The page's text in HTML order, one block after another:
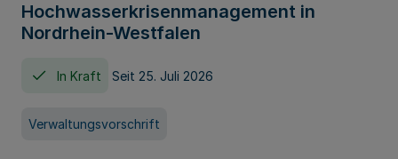
Hochwasserkrisenmanagement in
Nordrhein-Westfalen
In Kraft Seit 25. Juli 2026
Verwaltungsvorschrift